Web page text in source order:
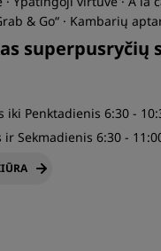
& Go“ · Kambarių
superpusryčių
iki Penktadienis 6:30 -
ir Sekmadienis 6:30 -